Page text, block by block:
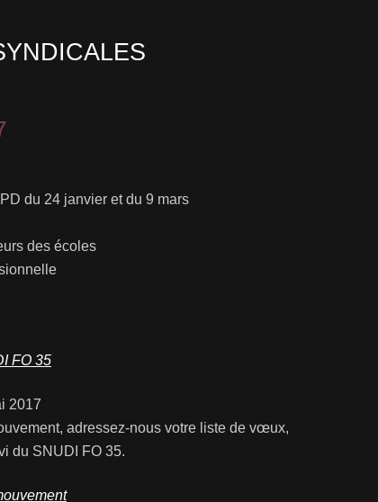
du 24 janvier et du 9 mars
des écoles
FO 35
2017
adressez-nous votre liste de vœux,
du SNUDI FO 35.